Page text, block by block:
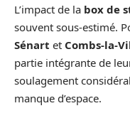
L’impact de la box de
souvent sous-estimé.
Sénart et Combs-la-
partie intégrante de
soulagement
manque d’espace.